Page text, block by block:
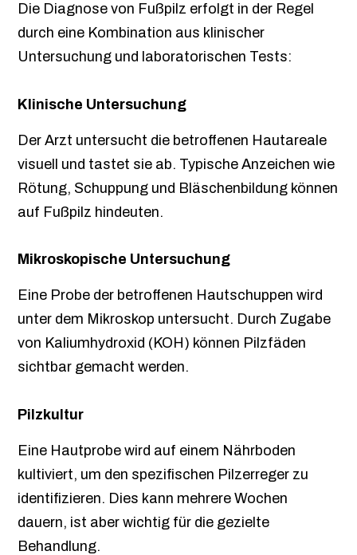
Die Diagnose von Fußpilz erfolgt in der Regel
durch eine Kombination aus klinischer
Untersuchung und laboratorischen Tests:
Klinische Untersuchung
Der Arzt untersucht die betroffenen Hautareale
visuell und tastet sie ab. Typische Anzeichen wie
Rötung, Schuppung und Bläschenbildung können
auf Fußpilz hindeuten.
Mikroskopische Untersuchung
Eine Probe der betroffenen Hautschuppen wird
unter dem Mikroskop untersucht. Durch Zugabe
von Kaliumhydroxid (KOH) können Pilzfäden
sichtbar gemacht werden.
Pilzkultur
Eine Hautprobe wird auf einem Nährboden
kultiviert, um den spezifischen Pilzerreger zu
identifizieren. Dies kann mehrere Wochen
dauern, ist aber wichtig für die gezielte
Behandlung.